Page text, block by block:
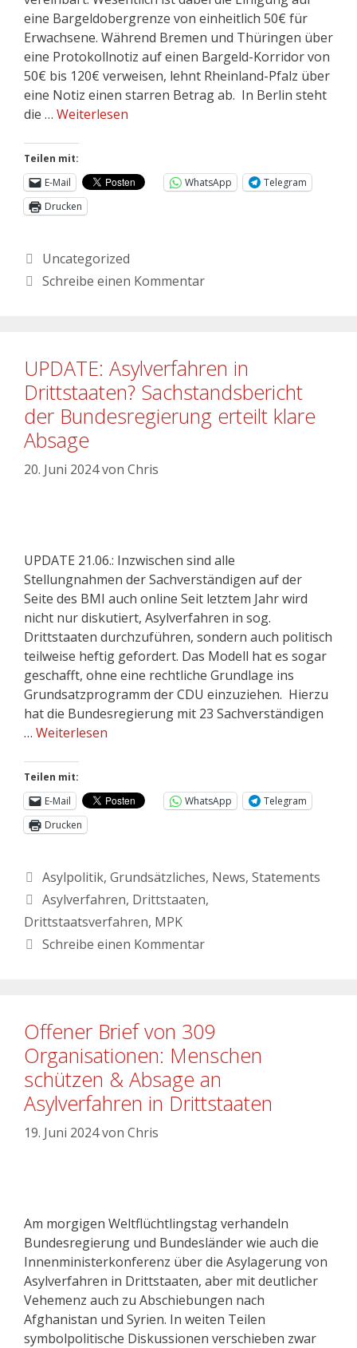
eine Bargeldobergrenze von einheitlich 50€ für
Erwachsene. Während Bremen und Thüringen über
eine Protokollnotiz auf einen Bargeld-Korridor von
50€ bis 120€ verweisen, lehnt Rheinland-Pfalz über
eine Notiz einen starren Betrag ab. In Berlin steht
die … Weiterlesen
Teilen mit:
E-Mail
WhatsApp
Telegram
Drucken
Uncategorized
Schreibe einen Kommentar
UPDATE: Asylverfahren in
Drittstaaten? Sachstandsbericht
der Bundesregierung erteilt klare
Absage
20. Juni 2024von Chris
UPDATE 21.06.: Inzwischen sind alle
Stellungnahmen der Sachverständigen auf der
Seite des BMI auch online Seit letztem Jahr wird
nicht nur diskutiert, Asylverfahren in sog.
Drittstaaten durchzuführen, sondern auch politisch
teilweise heftig gefordert. Das Modell hat es sogar
geschafft, ohne eine rechtliche Grundlage ins
Grundsatzprogramm der CDU einzuziehen. Hierzu
hat die Bundesregierung mit 23 Sachverständigen
… Weiterlesen
Teilen mit:
E-Mail
WhatsApp
Telegram
Drucken
Asylpolitik, Grundsätzliches, News, Statements
Asylverfahren, Drittstaaten,
Drittstaatsverfahren, MPK
Schreibe einen Kommentar
Offener Brief von 309
Organisationen: Menschen
schützen & Absage an
Asylverfahren in Drittstaaten
19. Juni 2024von Chris
Am morgigen Weltflüchtlingstag verhandeln
Bundesregierung und Bundesländer wie auch die
Innenministerkonferenz über die Asylagerung von
Asylverfahren in Drittstaaten, aber mit deutlicher
Vehemenz auch zu Abschiebungen nach
Afghanistan und Syrien. In weiten Teilen
symbolpolitische Diskussionen verschieben zwar